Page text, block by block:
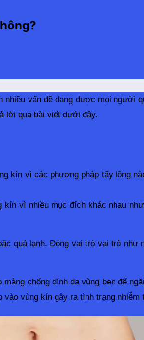
vấn đề đang được mọi người
lời qua bài viết dưới đây.
kín vì các phương pháp tẩy lông
vì nhiều mục đích khác nhau
quá lạnh. Đóng vai trò vai trò như
chống dính da vùng bẹn để
vùng kín gây ra tình trạng nhiễm